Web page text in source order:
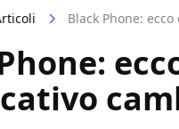
Black Phone: